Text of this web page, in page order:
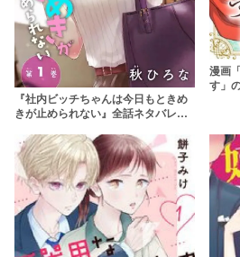
『社内ビッチちゃんは今日もときめ
きが止められない』全話ネタバレあ
を使わずに安全に読もう
漫画
す」